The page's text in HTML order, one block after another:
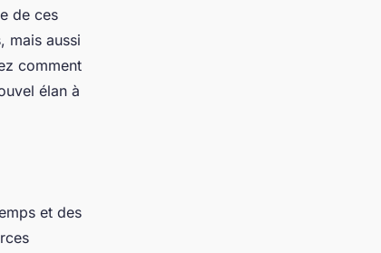
de ces
mais aussi
comment
élan à
et des